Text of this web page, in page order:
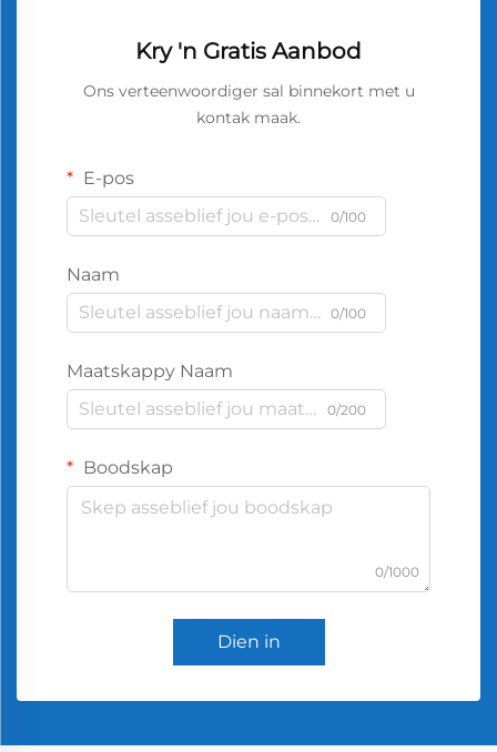
Kry 'n Gratis Aanbod
Ons verteenwoordiger sal binnekort met u
kontak maak.
E-pos
0/100
Naam
0/100
Maatskappy Naam
0/200
Boodskap
0/1000
Dien in